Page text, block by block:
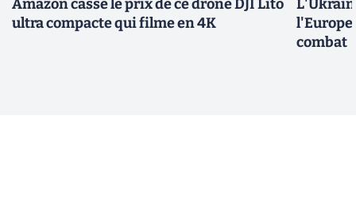
Amazon casse le prix de ce drone DJI Lito
ultra compacte qui filme en 4K
l'Europe
combat